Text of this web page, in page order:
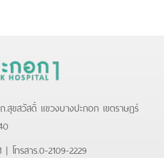
สุขสวัสดิ์ แขวงบางปะกอก เขตราษฏร์
| โทรสาร.0-2109-2229